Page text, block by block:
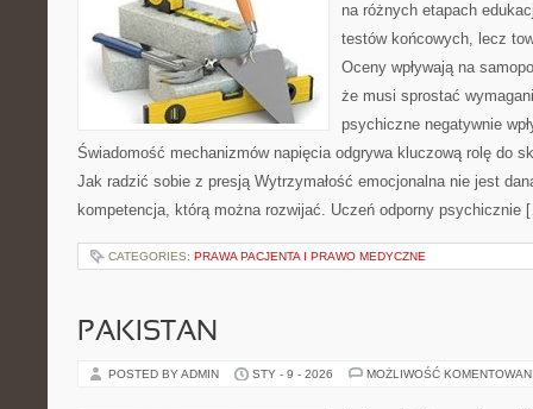
na różnych etapach
testów końcowych, lecz
Oceny wpływają na
że musi sprostać
psychiczne negatywnie
Świadomość mechanizmów napięcia odgrywa kluczową rolę do
Jak radzić sobie z presją Wytrzymałość emocjonalna nie jest
kompetencja, którą można rozwijać. Uczeń odporny psychicznie
CATEGORIES: PRAWA PACJENTA I PRAWO MEDYCZNE
PAKISTAN
POSTED BY ADMIN STY - 9 - 2026 MOŻLIWOŚĆ